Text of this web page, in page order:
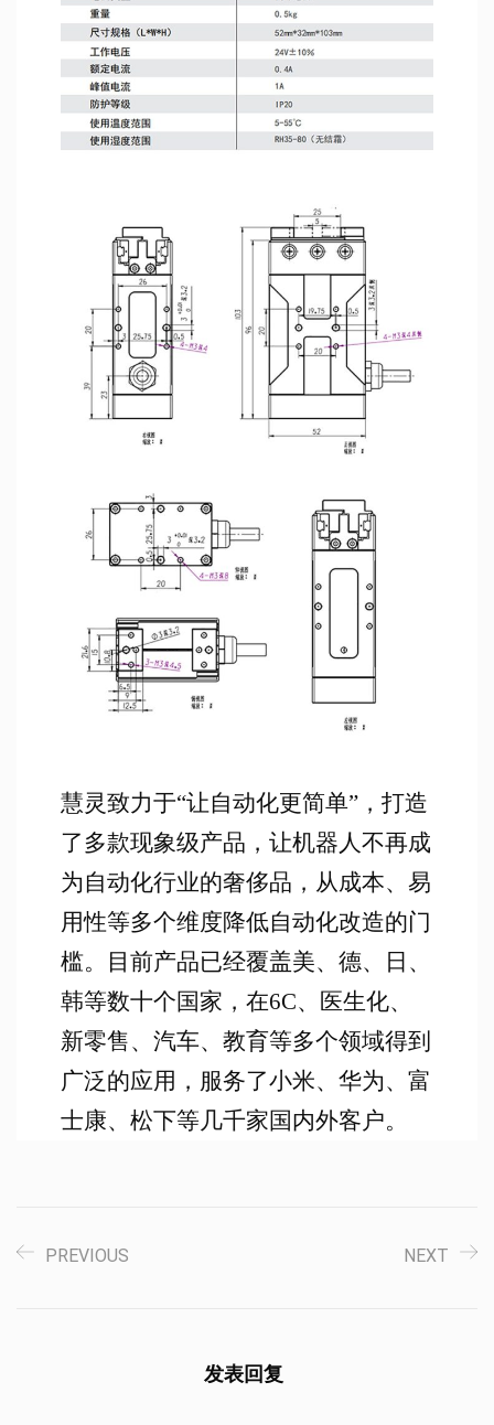
慧灵致力于“让自动化更简单”，打造
了多款现象级产品，让机器人不再成
为自动化行业的奢侈品，从成本、易
用性等多个维度降低自动化改造的门
槛。目前产品已经覆盖美、德、日、
韩等数十个国家，在6C、医生化、
新零售、汽车、教育等多个领域得到
广泛的应用，服务了小米、华为、富
士康、松下等几千家国内外客户。
PREVIOUS NEXT
发表回复